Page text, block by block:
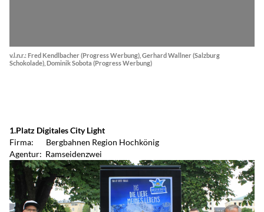
v.l.n.r.: Fred Kendlbacher (Progress Werbung), Gerhard Wallner (Salzburg
Schokolade), Dominik Sobota (Progress Werbung)
1.Platz Digitales City Light
Firma: Bergbahnen Region Hochkönig
Agentur: Ramseidenzwei